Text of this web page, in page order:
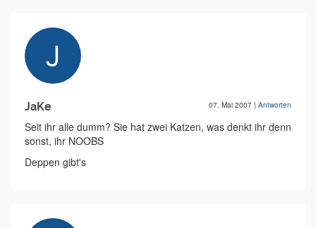
JaKe 07. Mai 2007 | Antworten
Seit ihr alle dumm? Sie hat zwei Katzen, was denkt ihr denn
sonst, ihr NOOBS
Deppen gibt's